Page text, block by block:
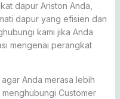
dapur Ariston Anda,
dapur yang efisien dan
kami jika Anda
mengenai perangkat
Anda merasa lebih
Customer